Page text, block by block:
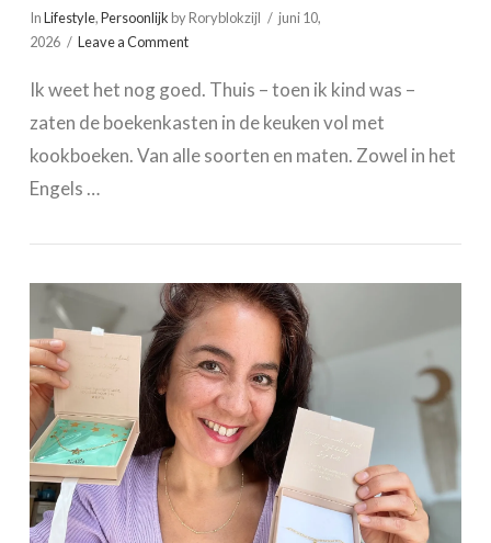
VIEW POST
InLifestyle,Persoonlijk by Roryblokzijl
juni 10,
2026
Leave a Comment
Ik weet het nog goed. Thuis – toen ik kind was –
zaten de boekenkasten in de keuken vol met
kookboeken. Van alle soorten en maten. Zowel in het
Engels …